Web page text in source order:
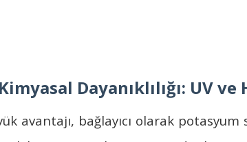
Dayanıklılığı: UV
avantajı, bağlayıcı olarak